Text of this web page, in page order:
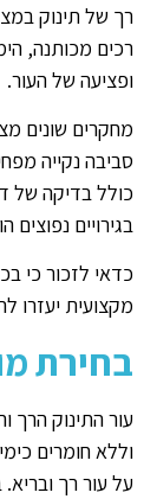
רך של תינוק
רכים מכותנה,
ופציעה של העור.
מחקרים שונים
סביבה נקייה
כולל בדיקה של
בגירויים
כדאי לזכור כי
מקצועית יעזרו
בחירת
עור התינוק הרך
וללא חומרים
על עור רך